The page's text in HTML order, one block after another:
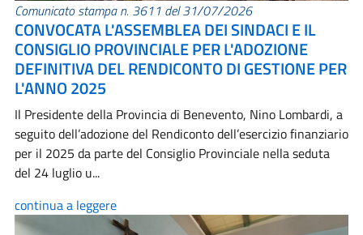
Comunicato stampa n. 3611 del 31/07/2026
CONVOCATA L'ASSEMBLEA DEI SINDACI E IL
CONSIGLIO PROVINCIALE PER L'ADOZIONE
DEFINITIVA DEL RENDICONTO DI GESTIONE PER
L'ANNO 2025
Il Presidente della Provincia di Benevento, Nino Lombardi, a
seguito dell’adozione del Rendiconto dell’esercizio finanziario
per il 2025 da parte del Consiglio Provinciale nella seduta
del 24 luglio u...
continua a leggere